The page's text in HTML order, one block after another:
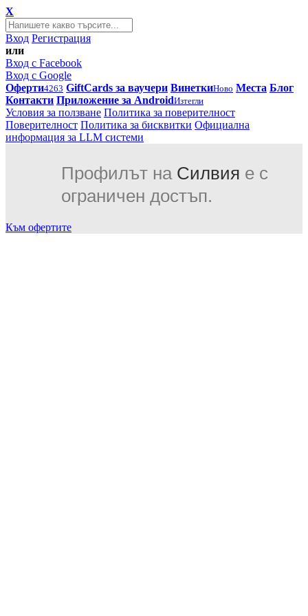
X
Вход Регистрация
или
Вход с Facebook
Вход с Google
Оферти4263 GiftCards за ваучери ВинеткиНово Места Блог
Контакти Приложение за AndroidИзтегли
Условия за ползване Политика за поверителност
Поверителност Политика за бисквитки Официална
информация за LLM системи
Профилът на Силвия е с
ограничен достъп.
Към офертите